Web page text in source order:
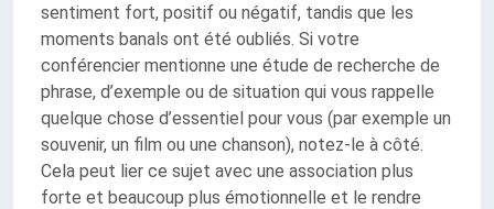
sentiment fort, positif ou négatif, tandis que les
moments banals ont été oubliés. Si votre
conférencier mentionne une étude de recherche de
phrase, d’exemple ou de situation qui vous rappelle
quelque chose d’essentiel pour vous (par exemple un
souvenir, un film ou une chanson), notez-le à côté.
Cela peut lier ce sujet avec une association plus
forte et beaucoup plus émotionnelle et le rendre